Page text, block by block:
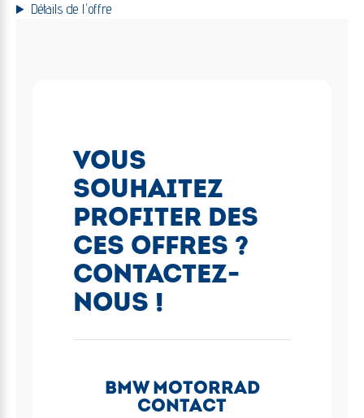
Détails de l'offre
VOUS
SOUHAITEZ
PROFITER DES
CES OFFRES ?
CONTACTEZ-
NOUS !
BMW MOTORRAD
CONTACT